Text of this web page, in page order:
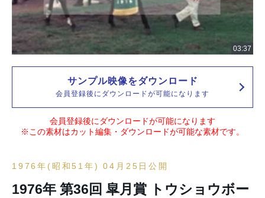
サンプル映像をダウンロード
会員登録後にダウンロードが可能になります
会員登録後にダウンロードが可能になります
※この素材はカット編集・ダウンロードが可能な素材です。
1976年(昭和51年) 04月25日公開
1976年 第36回 皐月賞 トウショウボー